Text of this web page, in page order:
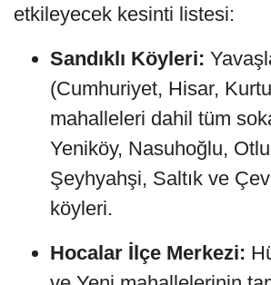
etkileyecek kesinti listesi:
Sandıklı Köyleri:
(Cumhuriyet, Hisar,
mahalleleri dahil tüm
Yeniköy, Nasuhoğlu,
Şeyhyahşi, Saltık ve
köyleri.
Hocalar İlçe Merkezi: